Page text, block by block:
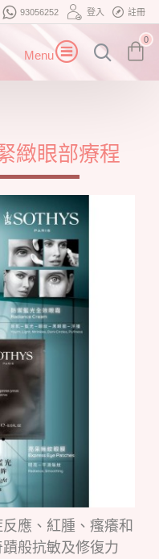
93056252 登入 註冊
0
緻眼部療程
應、紅腫、瘙癢和
般抗敏及修復力